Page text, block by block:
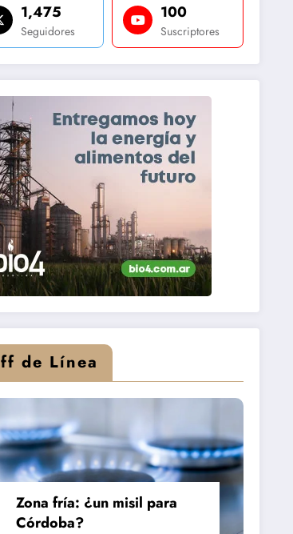
1,475
Seguidores
100
Suscriptores
de Línea
Zona fría: ¿un misil para
Córdoba?